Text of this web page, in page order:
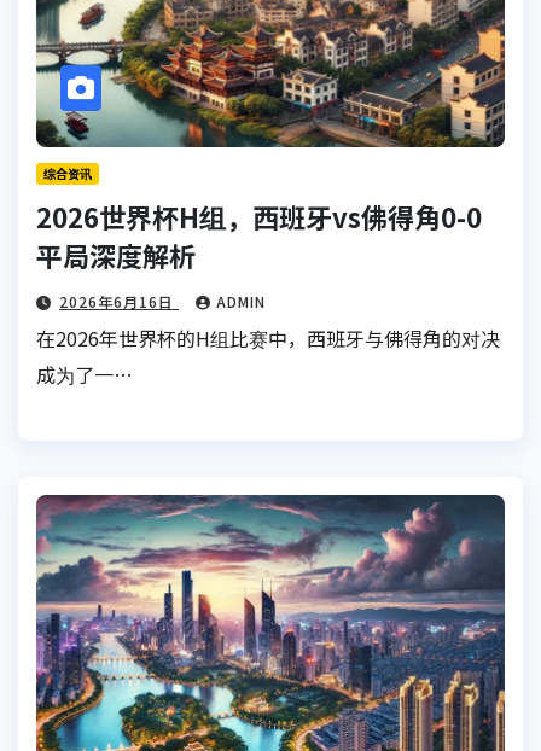
综合资讯
2026世界杯H组，西班牙vs佛得角0-0
平局深度解析
2026年6月16日 ADMIN
在2026年世界杯的H组比赛中，西班牙与佛得角的对决
成为了一…